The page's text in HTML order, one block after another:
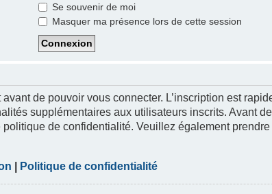
Se souvenir de moi
Masquer ma présence lors de cette session
de pouvoir vous connecter. L’inscription est
supplémentaires aux utilisateurs inscrits. Avant
politique de confidentialité. Veuillez également
Politique de confidentialité